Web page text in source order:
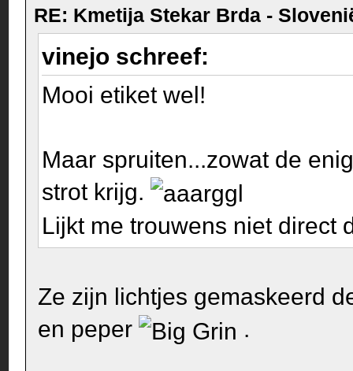
RE: Kmetija Stekar Brda -
vinejo schreef:
Mooi etiket wel!
Maar spruiten...zowat de
strot krijg.
Lijkt me trouwens niet direct
Ze zijn lichtjes gemaskeerd
en peper
.